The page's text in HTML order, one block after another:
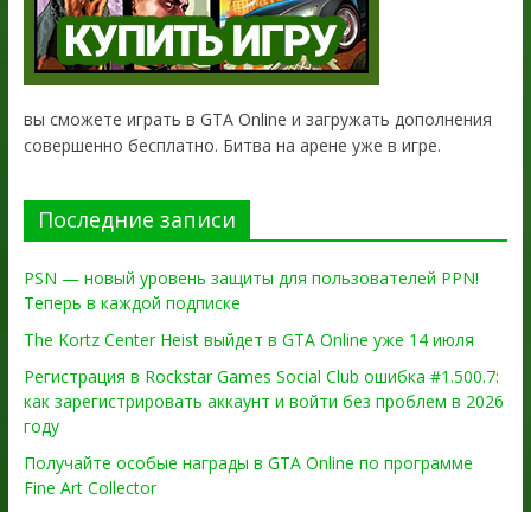
вы сможете играть в GTA Online и загружать дополнения
совершенно бесплатно. Битва на арене уже в игре.
Последние записи
PSN — новый уровень защиты для пользователей PPN!
Теперь в каждой подписке
The Kortz Center Heist выйдет в GTA Online уже 14 июля
Регистрация в Rockstar Games Social Club ошибка #1.500.7:
как зарегистрировать аккаунт и войти без проблем в 2026
году
Получайте особые награды в GTA Online по программе
Fine Art Collector